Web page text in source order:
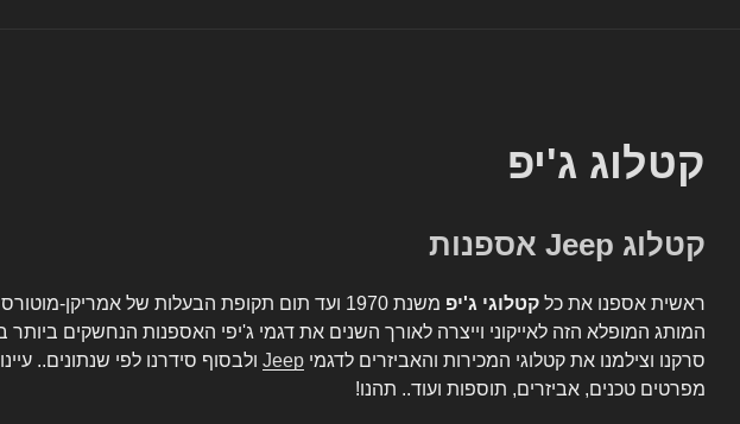
קטלוג ג'יפ
קטלוג Jeep אספנות
ראשית אספנו את כל קטלוגי ג'יפ
משנת 1970 ועד תום תקופת הבעלות של אמריקן-
המותג המופלא הזה לאייקוני וייצרה לאורך השנים את דגמי ג'יפי האספנות הנחשקים
סרקנו וצילמנו את קטלוגי המכירות והאביזרים לדגמי Jeep ולבסוף סידרנו לפי שנתונים..
מפרטים טכנים, אביזרים, תוספות ועוד.. תהנו!